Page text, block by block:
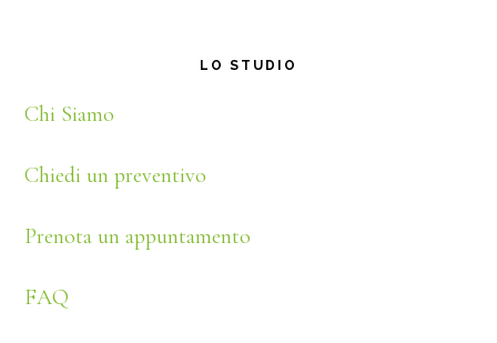
LO STUDIO
Chi Siamo
Chiedi un preventivo
Prenota un appuntamento
FAQ